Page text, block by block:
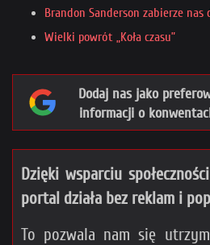
Brandon Sanderson zabierze nas
Wielki powrót „Koła czasu”
Dodaj nas jako
informacji o
Dzięki wsparciu
portal działa bez reklam i
To pozwala nam się